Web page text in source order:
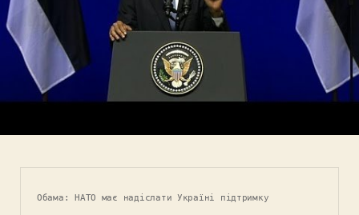
Обама: НАТО має надіслати Україні підтримку